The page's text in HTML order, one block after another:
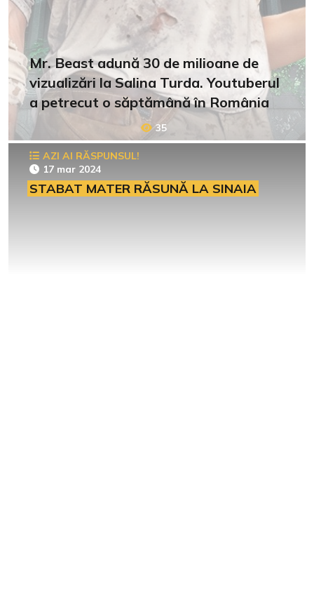
Mr. Beast adună 30 de milioane de
vizualizări la Salina Turda. Youtuberul
a petrecut o săptămână în România
35
AZI AI RĂSPUNSUL!
17 mar 2024
STABAT MATER RĂSUNĂ LA SINAIA